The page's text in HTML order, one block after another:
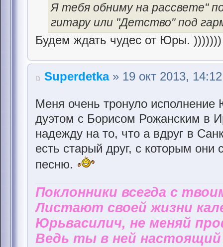
Я тебя обниму на рассвете"
гитару или "Детство" под
Будем ждать чудес от Юры. )))))))
Superdetka» 19 окт 2013, 14:12
Меня очень тронуло
дуэтом с Борисом Рожанским в
надежду на то, что а вдруг в
есть старый друг, с которым они
песню.
Поклонники всегда с
Листают своей жизни
Юрьвасилич, не меняй
Ведь ты в ней настоящий